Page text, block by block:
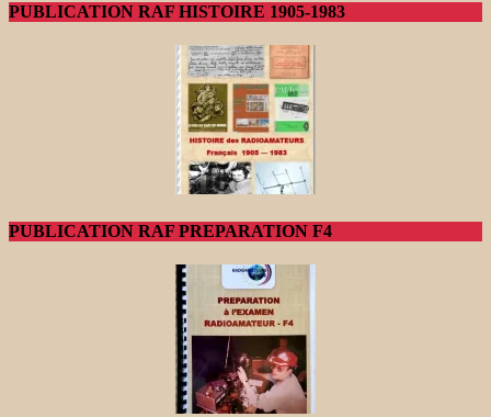
PUBLICATION RAF HISTOIRE 1905-1983
PUBLICATION RAF PREPARATION F4